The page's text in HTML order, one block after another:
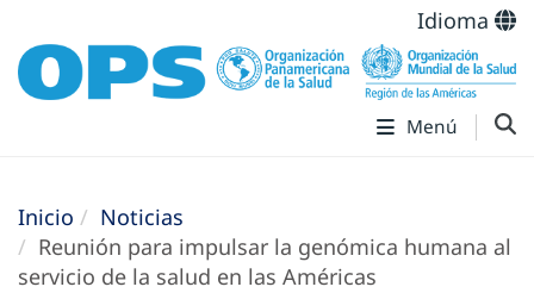
Idioma
Menú
Inicio
Noticias
Reunión para impulsar la genómica humana al
servicio de la salud en las Américas